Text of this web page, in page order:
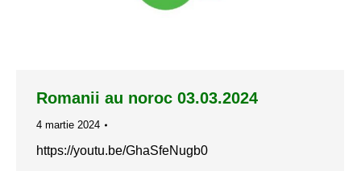
Romanii au noroc 03.03.2024
4 martie 2024
https://youtu.be/GhaSfeNugb0